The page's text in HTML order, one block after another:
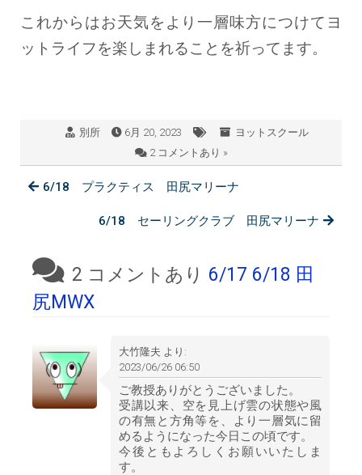
これからはお天気をより一層味方につけてヨ
ットライフを楽しまれることを祈ってます。
別所 6月 20, 2023
ヨットスクール
2 コメントあり »
6/18 プラクティス 田尻マリーナ
6/18 セーリングクラブ 田尻マリーナ
2 コメントあり 6/17 6/18 田
尻MWX
大竹隆夫 より:
2023/06/26 06:50
ご教授ありがとうございました。
受講以来、空を見上げ雲の状態や風
の有無と方角等を、より一層気に留
めるようになった今日この頃です。
今後ともよろしくお願いいたしま
す。